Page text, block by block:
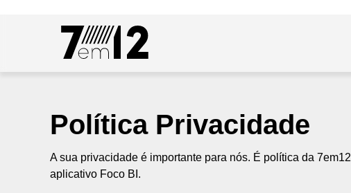
Política Privacidade
A sua privacidade é importante para nós. É política da
aplicativo Foco BI.